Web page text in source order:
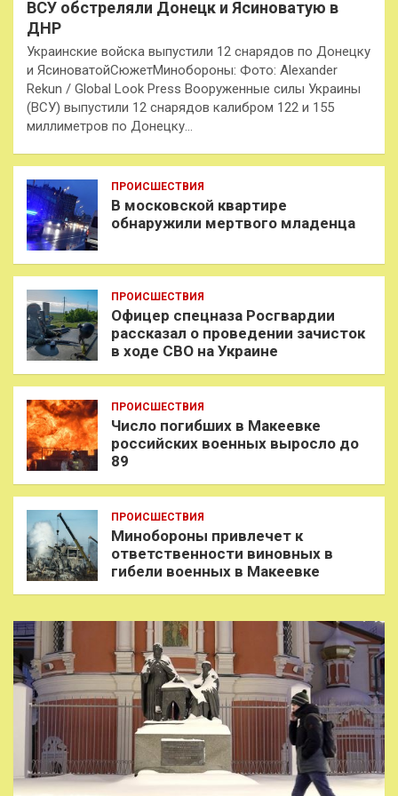
ВСУ обстреляли Донецк и Ясиноватую в
ДНР
Украинские войска выпустили 12 снарядов по Донецку
и ЯсиноватойСюжетМинобороны: Фото: Alexander
Rekun / Global Look Press Вооруженные силы Украины
(ВСУ) выпустили 12 снарядов калибром 122 и 155
миллиметров по Донецку…
ПРОИСШЕСТВИЯ
В московской квартире
обнаружили мертвого младенца
ПРОИСШЕСТВИЯ
Офицер спецназа Росгвардии
рассказал о проведении зачисток
в ходе СВО на Украине
ПРОИСШЕСТВИЯ
Число погибших в Макеевке
российских военных выросло до
89
ПРОИСШЕСТВИЯ
Минобороны привлечет к
ответственности виновных в
гибели военных в Макеевке